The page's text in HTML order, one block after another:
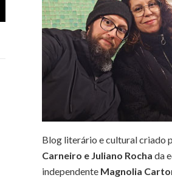
Blog literário e cultural criado
Carneiro e Juliano Rocha da
independente Magnolia